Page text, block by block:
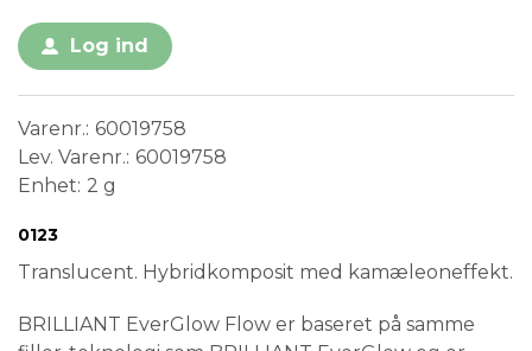
Log ind
Varenr. 60019758
Lev. Varenr. 60019758
Enhet 2 g
Medical Device
0123
Translucent. Hybridkomposit med kamæleoneffekt.
BRILLIANT EverGlow Flow er baseret på samme